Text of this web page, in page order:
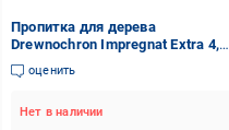
Пропитка для дерева
Drewnochron Impregnat Extra 4,5
л Серый (2790730913)
оценить
Нет в наличии